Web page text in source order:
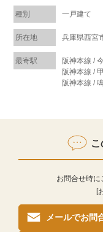
種別 一戸建て
所在地 兵庫県西宮
最寄駅
阪神本線 /
阪神本線 /
阪神本線 /
お問合せ時に
[
メールでお問